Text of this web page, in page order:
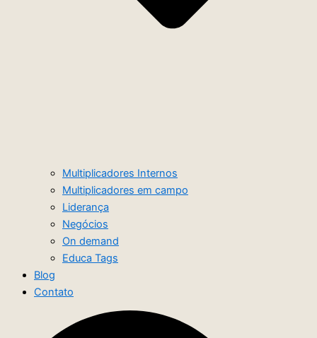
Multiplicadores Internos
Multiplicadores em campo
Liderança
Negócios
On demand
Educa Tags
Blog
Contato